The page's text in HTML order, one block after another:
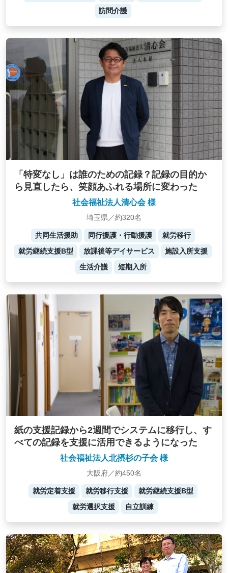
訪問介護
「特変なし」は誰のための記録？記録の目的か
ら見直したら、笑顔あふれる場所に変わった
社会福祉法人清心会 様
埼玉県／約320名
共同生活援助 同行援護・行動援護
就労移行
就労継続支援B型
放課後等デイサービス
施設入所支援
生活介護
短期入所
紙の支援記録から2週間でシステムに移行し、す
べての記録を支援に活用できるようになった
社会福祉法人北摂杉の子会 様
大阪府／約450名
就労定着支援 就労移行支援
就労継続支援B型
就労選択支援
自立訓練